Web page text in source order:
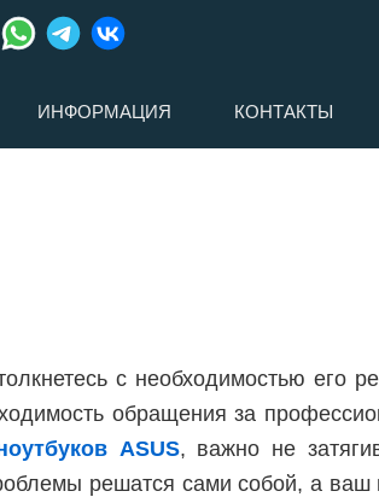
ИНФОРМАЦИЯ КОНТАКТЫ
с необходимостью его
обращения за
ASUS, важно не
решатся сами собой, а